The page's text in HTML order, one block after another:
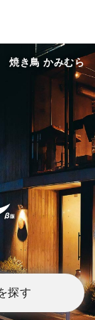
焼き鳥 かみむら
探す